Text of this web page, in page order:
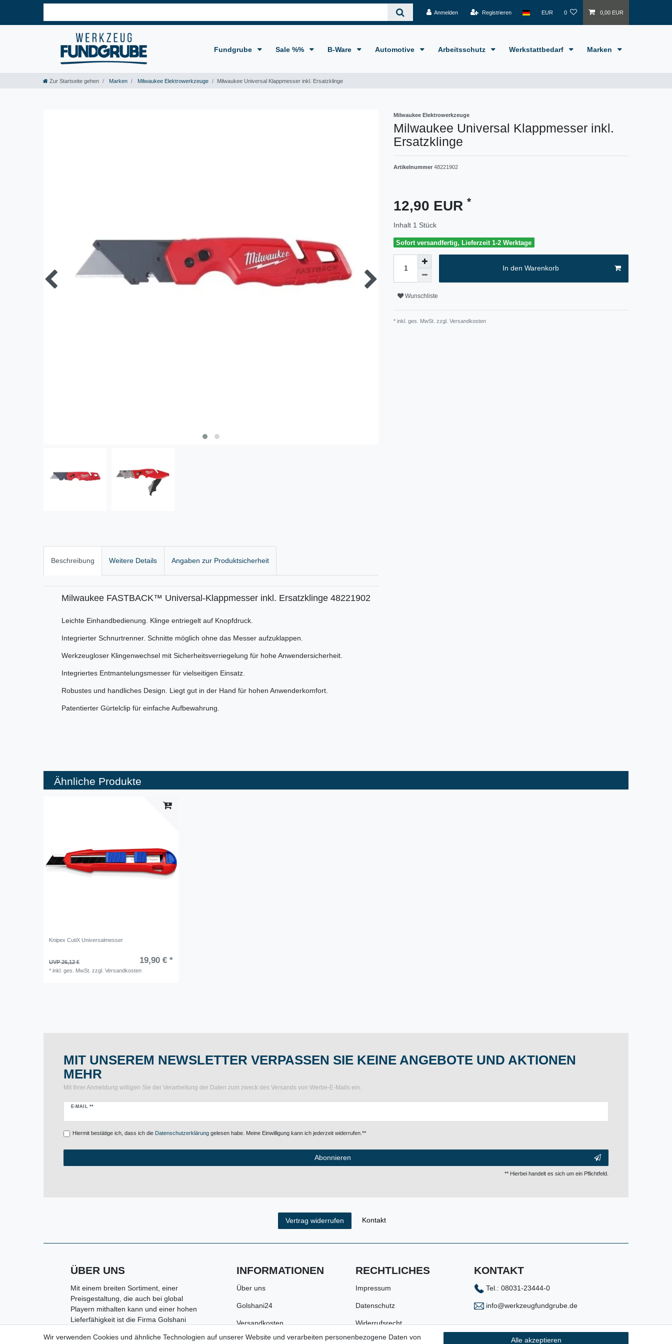
Anmelden Registrieren EUR 0 0,00 EUR
Fundgrube Sale %% B-Ware Automotive Arbeitsschutz Werkstattbedarf Marken
Zur Startseite gehen Marken Milwaukee Elektrowerkzeuge Milwaukee Universal Klappmesser inkl. Ersatzklinge
Milwaukee Elektrowerkzeuge
Milwaukee Universal Klappmesser inkl.
Ersatzklinge
Artikelnummer 48221902
12,90 EUR *
Inhalt 1 Stück
Sofort versandfertig, Lieferzeit 1-2 Werktage
In den Warenkorb
Wunschliste
* inkl. ges. MwSt. zzgl. Versandkosten
Beschreibung Weitere Details Angaben zur Produktsicherheit
Milwaukee FASTBACK™ Universal-Klappmesser inkl. Ersatzklinge 48221902
Leichte Einhandbedienung. Klinge entriegelt auf Knopfdruck.
Integrierter Schnurtrenner. Schnitte möglich ohne das Messer aufzuklappen.
Werkzeugloser Klingenwechsel mit Sicherheitsverriegelung für hohe Anwendersicherheit.
Integriertes Entmantelungsmesser für vielseitigen Einsatz.
Robustes und handliches Design. Liegt gut in der Hand für hohen Anwenderkomfort.
Patentierter Gürtelclip für einfache Aufbewahrung.
Ähnliche Produkte
Knipex CutiX Universalmesser
UVP 26,12 € 19,90 € *
*inkl. ges. MwSt. zzgl.Versandkosten
MIT UNSEREM NEWSLETTER VERPASSEN SIE KEINE ANGEBOTE UND AKTIONEN
MEHR
Mit Ihrer Anmeldung willigen Sie der Verarbeitung der Daten zum zweck des Versands von Werbe-E-Mails ein.
E-MAIL **
Newsletter
Hiermit bestätige ich, dass ich die Daten­schutz­erklärunggelesen habe. Meine Einwilligung kann ich jederzeit widerrufen.**
Abonnieren
** Hierbei handelt es sich um ein Pflichtfeld.
Vertrag widerrufen Kontakt
ÜBER UNS
Mit einem breiten Sortiment, einer
Preisgestaltung, die auch bei global
Playern mithalten kann und einer hohen
Lieferfähigkeit ist die Firma Golshani
Partner rund um den Bereich
INFORMATIONEN
Über uns
Golshani24
Versandkosten
Zahlungsarten
RECHTLICHES
Impressum
Datenschutz
Widerrufsrecht
AGB
KONTAKT
Tel.: 08031-23444-0
info@werkzeugfundgrube.de
Wir verwenden Cookies und ähnliche Technologien auf unserer Website und verarbeiten personenbezogene Daten von
Alle akzeptieren